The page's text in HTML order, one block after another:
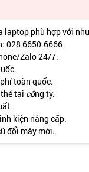
laptop phù hợp với
028 6650.6666
Zalo 24/7.
toàn quốc.
tại công ty.
kiện nâng cấp.
đổi máy mới.